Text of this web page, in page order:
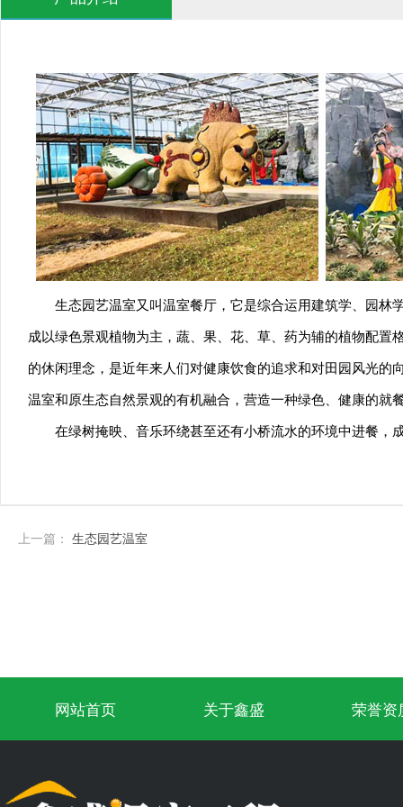
生态园艺温室又叫温室餐厅，它是综合运用建筑学、园
成以绿色景观植物为主，蔬、果、花、草、药为辅的植物配
的休闲理念，是近年来人们对健康饮食的追求和对田园风光
温室和原生态自然景观的有机融合，营造一种绿色、健康的
在绿树掩映、音乐环绕甚至还有小桥流水的环境中进餐
上一篇： 生态园艺温室
网站首页 关于鑫盛 荣誉资